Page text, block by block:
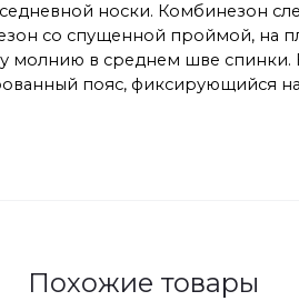
носки. Комбинезон
со спущенной проймой, на
молнию в среднем шве
пояс, фиксирующийся
Похожие товары